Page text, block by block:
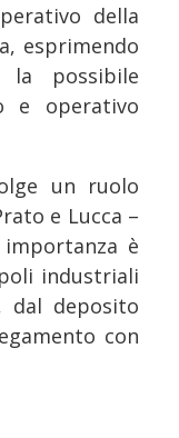
della
esprimendo
la possibile
e operativo
un ruolo
e Lucca –
è
industriali
dal deposito
con